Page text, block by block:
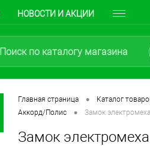
НОВОСТИ И АКЦИИ
Главная страница • Каталог
Аккорд/Полис • Замок
Замок